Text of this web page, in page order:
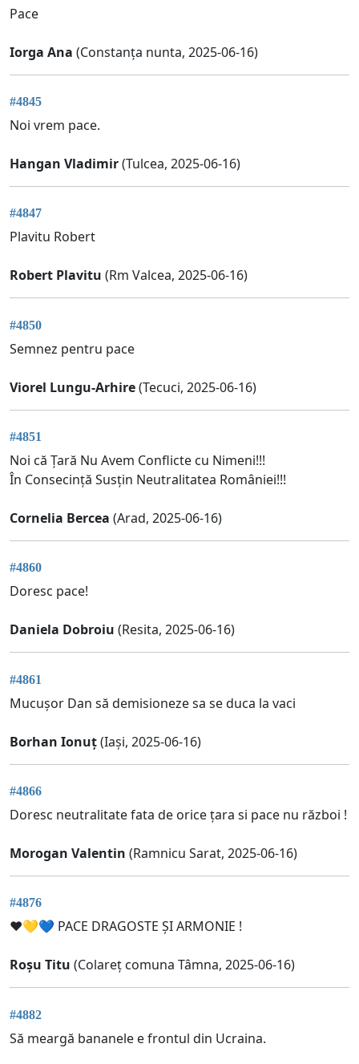
Pace
Iorga Ana (Constanța nunta, 2025-06-16)
#4845
Noi vrem pace.
Hangan Vladimir(Tulcea, 2025-06-16)
#4847
Plavitu Robert
Robert Plavitu (Rm Valcea, 2025-06-16)
#4850
Semnez pentru pace
Viorel Lungu-Arhire(Tecuci, 2025-06-16)
#4851
Noi că Țară Nu Avem Conflicte cu Nimeni!!!
În Consecință Susțin Neutralitatea României!!!
Cornelia Bercea (Arad, 2025-06-16)
#4860
Doresc pace!
Daniela Dobroiu (Resita, 2025-06-16)
#4861
Mucușor Dan să demisioneze sa se duca la vaci
Borhan Ionuț(Iași, 2025-06-16)
#4866
Doresc neutralitate fata de orice țara si pace nu război !
Morogan Valentin (Ramnicu Sarat, 2025-06-16)
#4876
❤💛💙 PACE DRAGOSTE ȘI ARMONIE !
Roșu Titu (Colareț comuna Tâmna, 2025-06-16)
#4882
Să meargă bananele e frontul din Ucraina.